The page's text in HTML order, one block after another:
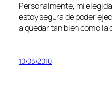
Personalmente, mi
estoy segura de poder
a quedar tan bien como la
10/03/2010